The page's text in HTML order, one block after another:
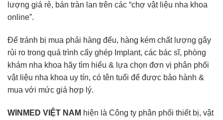
lượng giá rẻ, bán tràn lan trên các “chợ vật liệu nha khoa
online”.
Để tránh bị mua phải hàng đểu, hàng kém chất lượng gây
rủi ro trong quá trình cấy ghép Implant, các bác sĩ, phòng
khám nha khoa hãy tìm hiểu & lựa chọn đơn vị phân phối
vật liệu nha khoa uy tín, có tên tuổi để được bảo hành &
mua với mức giá hợp lý.
WINMED VIỆT NAM hiện là Công ty phân phối thiết bị, vật